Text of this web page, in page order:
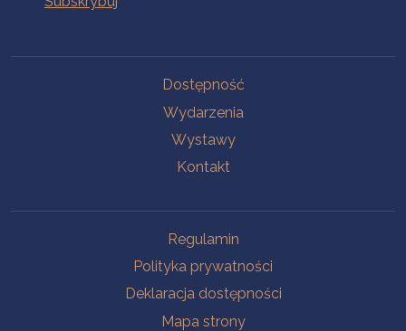
Dostępność
Wydarzenia
Wystawy
Kontakt
Regulamin
Polityka prywatności
Deklaracja dostępności
Mapa strony